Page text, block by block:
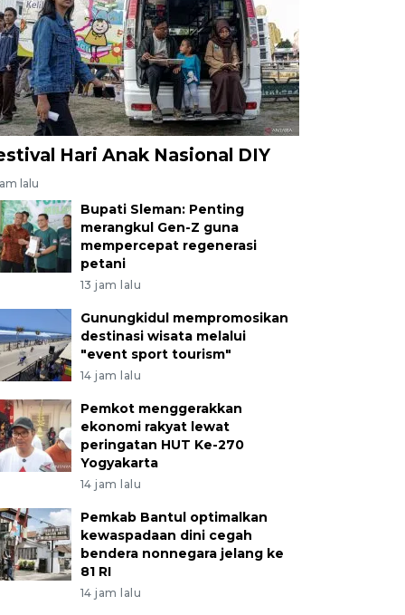
Hari Anak Nasional DIY
lalu
Bupati Sleman: Penting
merangkul Gen-Z guna
mempercepat regenerasi
petani
13 jam lalu
Gunungkidul mempromosikan
destinasi wisata melalui
"event sport tourism"
14 jam lalu
Pemkot menggerakkan
ekonomi rakyat lewat
peringatan HUT Ke-270
Yogyakarta
14 jam lalu
Pemkab Bantul optimalkan
kewaspadaan dini cegah
bendera nonnegara jelang ke
81 RI
14 jam lalu